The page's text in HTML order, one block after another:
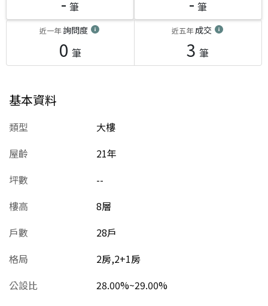
筆 筆
近一年詢問度
0 筆
近五年成交
3 筆
基本資料
類型
大樓
屋齡
21年
坪數
--
樓高
8層
戶數
28戶
格局
2房,2+1房
公設比
28.00%~29.00%